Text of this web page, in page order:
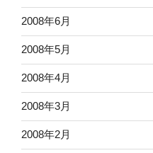
2008年6月
2008年5月
2008年4月
2008年3月
2008年2月